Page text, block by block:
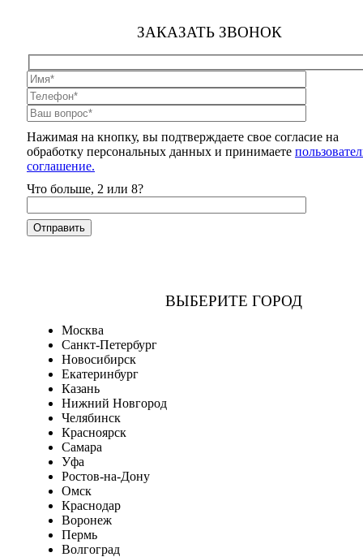
ЗАКАЗАТЬ ЗВОНОК
Нажимая на кнопку, вы подтверждаете свое согласие на
обработку персональных данных и принимаете
соглашение.
Что больше, 2 или 8?
ВЫБЕРИТЕ ГОРОД
Москва
Санкт-Петербург
Новосибирск
Екатеринбург
Казань
Нижний Новгород
Челябинск
Красноярск
Самара
Уфа
Ростов-на-Дону
Омск
Краснодар
Воронеж
Пермь
Волгоград